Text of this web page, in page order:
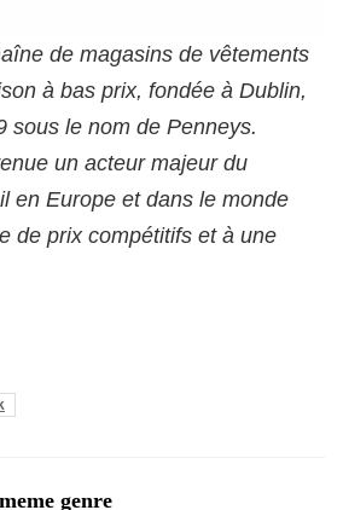
de magasins de vêtements
à bas prix, fondée à Dublin,
sous le nom de Penneys.
un acteur majeur du
en Europe et dans le monde
de prix compétitifs et à une
genre